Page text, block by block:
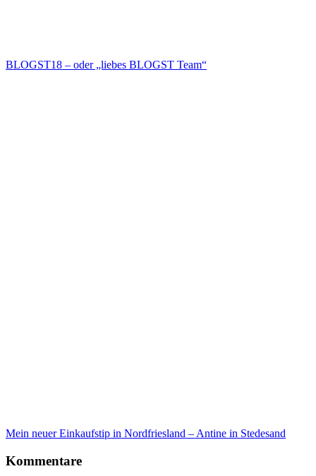
BLOGST18 – oder „liebes BLOGST Team“
Mein neuer Einkaufstip in Nordfriesland – Antine in Stedesand
Kommentare